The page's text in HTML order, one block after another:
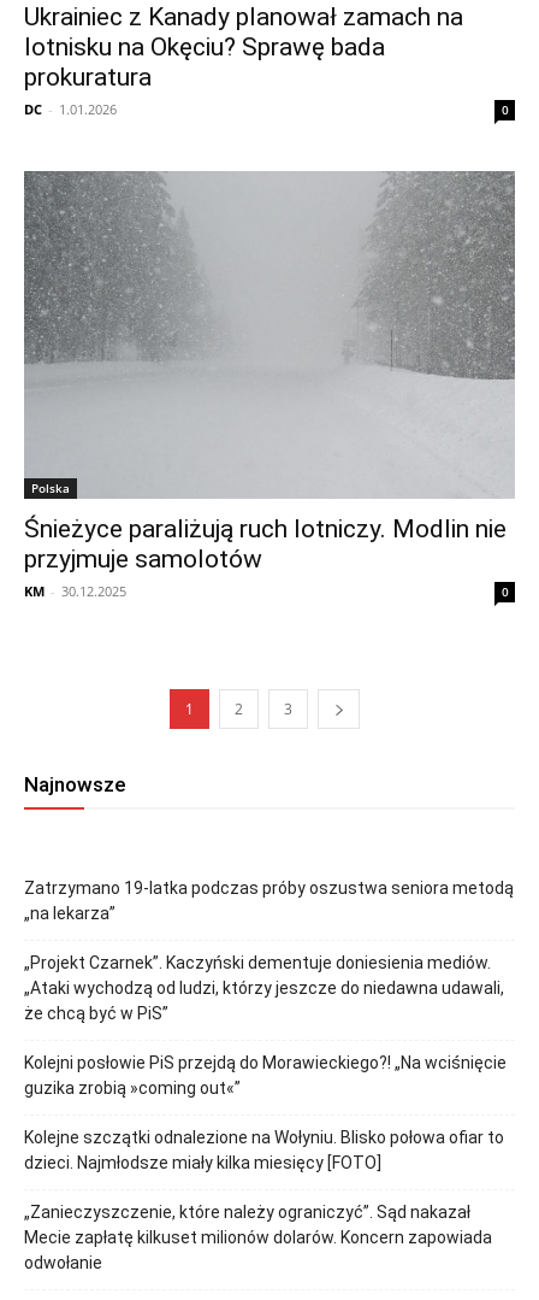
Ukrainiec z Kanady planował zamach na
lotnisku na Okęciu? Sprawę bada
prokuratura
DC - 1.01.2026 0
Polska
Śnieżyce paraliżują ruch lotniczy. Modlin nie
przyjmuje samolotów
KM - 30.12.2025 0
1 2 3
Najnowsze
Zatrzymano 19-latka podczas próby oszustwa seniora metodą
„na lekarza”
„Projekt Czarnek”. Kaczyński dementuje doniesienia mediów.
„Ataki wychodzą od ludzi, którzy jeszcze do niedawna udawali,
że chcą być w PiS”
Kolejni posłowie PiS przejdą do Morawieckiego?! „Na wciśnięcie
guzika zrobią »coming out«”
Kolejne szczątki odnalezione na Wołyniu. Blisko połowa ofiar to
dzieci. Najmłodsze miały kilka miesięcy [FOTO]
„Zanieczyszczenie, które należy ograniczyć”. Sąd nakazał
Mecie zapłatę kilkuset milionów dolarów. Koncern zapowiada
odwołanie